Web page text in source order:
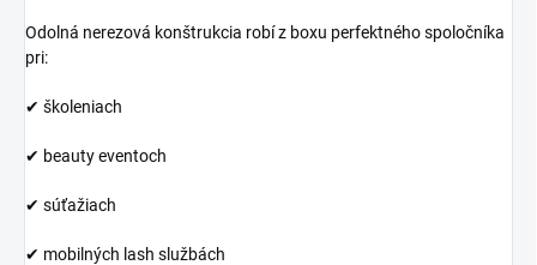
Odolná nerezová konštrukcia robí z boxu perfektného spoločníka
pri:
✔ školeniach
✔ beauty eventoch
✔ súťažiach
✔ mobilných lash službách